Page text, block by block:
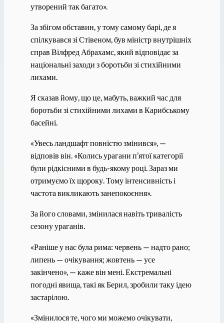
утворений так багато».
За збігом обставин, у тому самому барі, де я
спілкувався зі Стівеном, був міністр внутрішніх
справ Вілфред Абрахамс, який відповідає за
національні заходи з боротьби зі стихійними
лихами.
Я сказав йому, що це, мабуть, важкий час для
боротьби зі стихійними лихами в Карибському
басейні.
«Увесь ландшафт повністю змінився», —
відповів він. «Колись урагани п’ятої категорії
були рідкісними в будь-якому році. Зараз ми
отримуємо їх щороку. Тому інтенсивність і
частота викликають занепокоєння».
За його словами, змінилася навіть тривалість
сезону ураганів.
«Раніше у нас була рима: червень — надто рано;
липень — очікування; жовтень — усе
закінчено», — каже він мені. Екстремальні
погодні явища, такі як Берил, зробили таку ідею
застарілою.
«Змінилося те, чого ми можемо очікувати,